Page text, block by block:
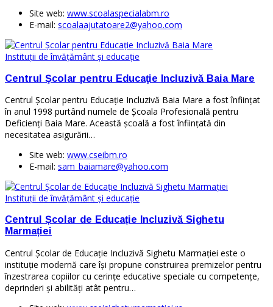
Site web: www.scoalaspecialabm.ro
E-mail: scoalaajutatoare2@yahoo.com
Instituţii de învăţământ şi educaţie
Centrul Şcolar pentru Educaţie Incluzivă Baia Mare
Centrul Şcolar pentru Educaţie Incluzivă Baia Mare a fost înfiinţat
în anul 1998 purtând numele de Școala Profesională pentru
Deficienţi Baia Mare. Această şcoală a fost înfiinţată din
necesitatea asigurării…
Site web: www.cseibm.ro
E-mail: sam_baiamare@yahoo.com
Instituţii de învăţământ şi educaţie
Centrul Școlar de Educație Incluzivă Sighetu
Marmației
Centrul Școlar de Educație Incluzivă Sighetu Marmației este o
instituţie modernă care îşi propune construirea premizelor pentru
înzestrarea copiilor cu cerinţe educative speciale cu competenţe,
deprinderi şi abilităţi atât pentru…